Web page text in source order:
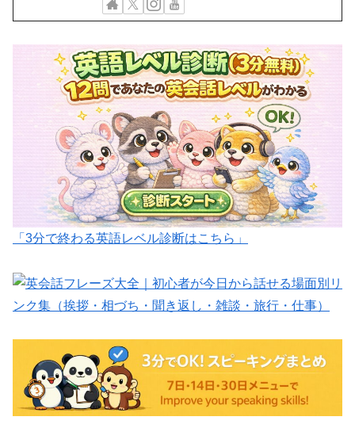
「3分で終わる英語レベル診断はこちら」